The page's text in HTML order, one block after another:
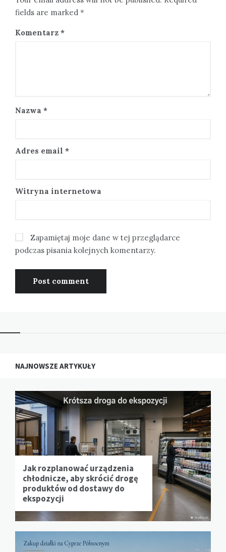
fields are marked *
Komentarz *
Nazwa *
Adres email *
Witryna internetowa
Zapamiętaj moje dane w tej przeglądarce
podczas pisania kolejnych komentarzy.
NAJNOWSZE ARTYKUŁY
Jak rozplanować urządzenia
chłodnicze, aby skrócić drogę
produktów od dostawy do
ekspozycji